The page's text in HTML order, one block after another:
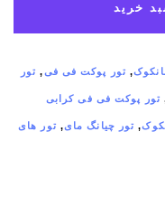
خرید
, تور پوکت فی فی, تور
تور پوکت فی فی کرابی
, تور چیانگ مای, تور های